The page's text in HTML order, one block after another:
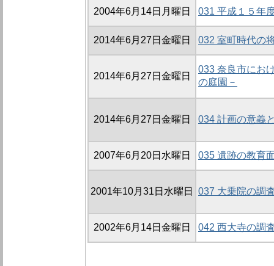
2004年6月14日月曜日 031 平成１５年
2014年6月27日金曜日 032 室町時代の
2014年6月27日金曜日
033 奈良市にお
の庭園－
2014年6月27日金曜日 034 計画の意義
2007年6月20日水曜日 035 遺跡の教育
2001年10月31日水曜日 037 大乗院の調
2002年6月14日金曜日 042 西大寺の調